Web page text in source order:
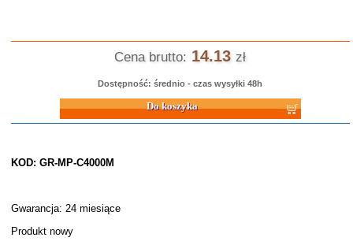
Cena brutto: 14.13 zł
Dostępność: średnio - czas wysyłki 48h
Do koszyka
KOD: GR-MP-C4000M
Gwarancja: 24 miesiące
Produkt nowy